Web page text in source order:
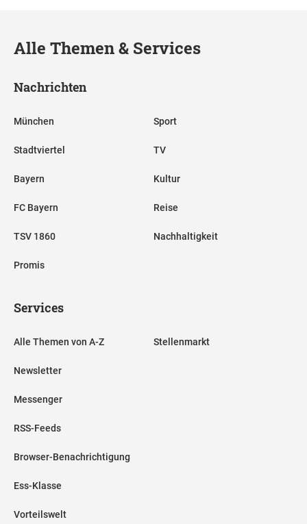
Alle Themen & Services
Nachrichten
München
Stadtviertel
Bayern
FC Bayern
TSV 1860
Promis
Sport
TV
Kultur
Reise
Nachhaltigkeit
Services
Alle Themen von A-Z
Newsletter
Messenger
RSS-Feeds
Browser-Benachrichtigung
Ess-Klasse
Vorteilswelt
Stellenmarkt